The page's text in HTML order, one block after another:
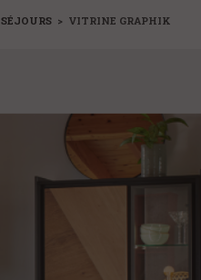
SÉJOURS > VITRINE GRAPHIK